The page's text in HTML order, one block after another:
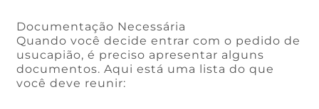
Documentação Necessária
Quando você decide entrar com o pedido de
usucapião, é preciso apresentar alguns
documentos. Aqui está uma lista do que
você deve reunir: